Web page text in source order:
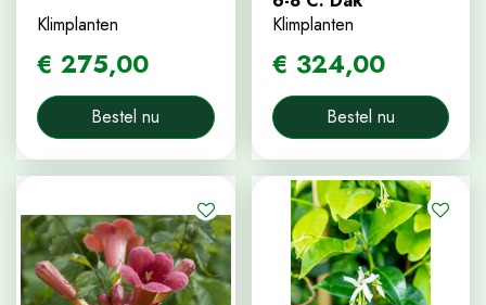
Klimplanten
€ 275,00
Bestel nu
Klimplanten
€ 324,00
Bestel nu